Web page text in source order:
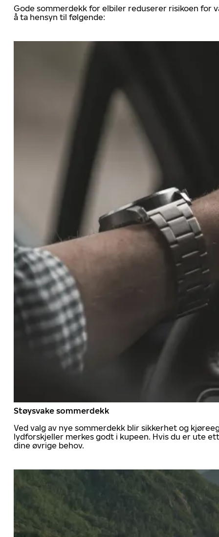
Gode sommerdekk for elbiler reduserer risikoen for
å ta hensyn til følgende:
Støysvake sommerdekk
Ved valg av nye sommerdekk blir sikkerhet og
lydforskjeller merkes godt i kupeen. Hvis du er ute
dine øvrige behov.